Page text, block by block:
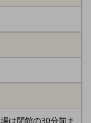
は閉館の30分前ま